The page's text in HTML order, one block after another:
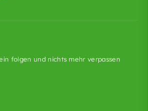
folgen und nichts mehr verpassen